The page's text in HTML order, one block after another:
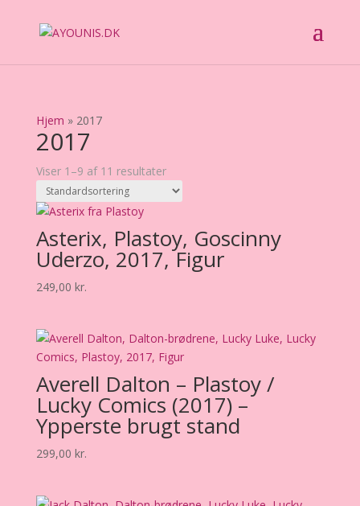
Hjem » 2017
2017
Viser 1–9 af 11 resultater
Asterix, Plastoy, Goscinny
Uderzo, 2017, Figur
249,00 kr.
Averell Dalton – Plastoy /
Lucky Comics (2017) –
Ypperste brugt stand
299,00 kr.